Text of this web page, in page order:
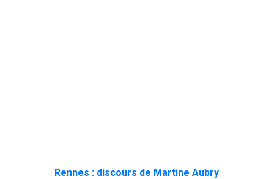
Rennes : discours de Martine Aubry